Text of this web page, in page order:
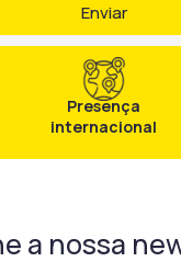
Enviar
Presença
internacional
a nossa